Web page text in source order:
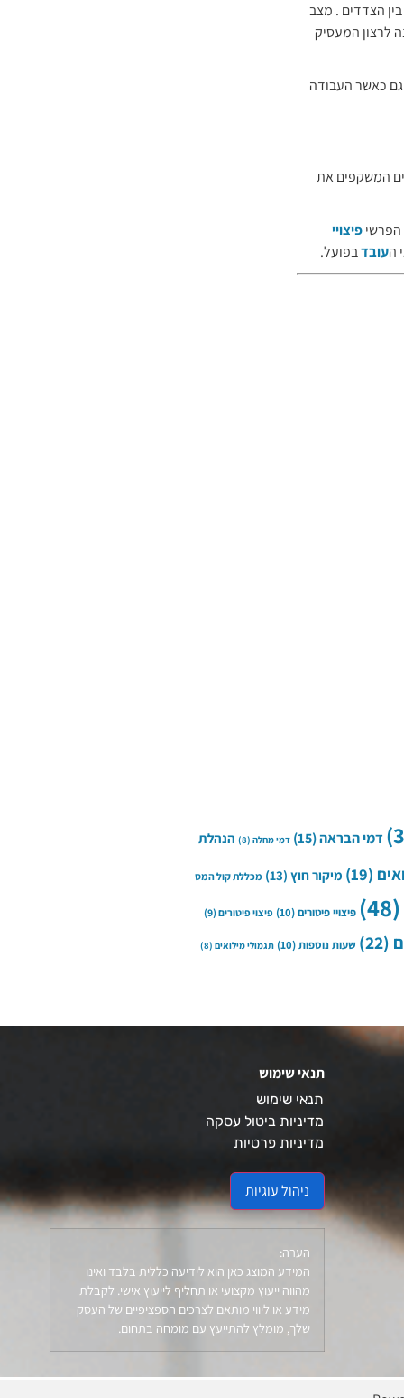
הצדדים . מצב
לרצון המעסיק
גם כאשר העבודה
המשקפים את
הפרשיפיצויי
העובדבפועל.
דמי הבראה(15) דמי מחלה (8) הנהלת
(19) מיקור חוץ (13) מכללת קול המס
(48) פיצויי פיטורים(10) פיצוי פיטורים (9)
(22) שעות נוספות(10) תגמולי מילואים (8)
תנאי שימוש
תנאי שימוש
מדיניות ביטול עסקה
מדיניות פרטיות
ניהול עוגיות
הערה:
המידע המוצג כאן הוא לידיעה כללית בלבד ואינו
מהווה ייעוץ מקצועי או תחליף לייעוץ אישי. לקבלת
מידע או ליווי מותאם לצרכים הספציפיים של העסק
שלך, מומלץ להתייעץ עם מומחה בתחום.